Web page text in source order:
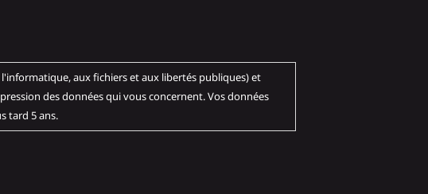
et aux libertés publiques) et
des données qui vous concernent. Vos données
tard 5 ans.